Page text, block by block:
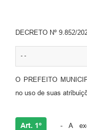
DECRETO Nº 9.852/
--
O PREFEITO
no uso de suas
Art. 1º - A